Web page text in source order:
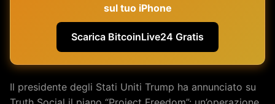
sul tuo iPhone
Scarica BitcoinLive24 Gratis
Il presidente degli Stati Uniti Trump ha annunciato su